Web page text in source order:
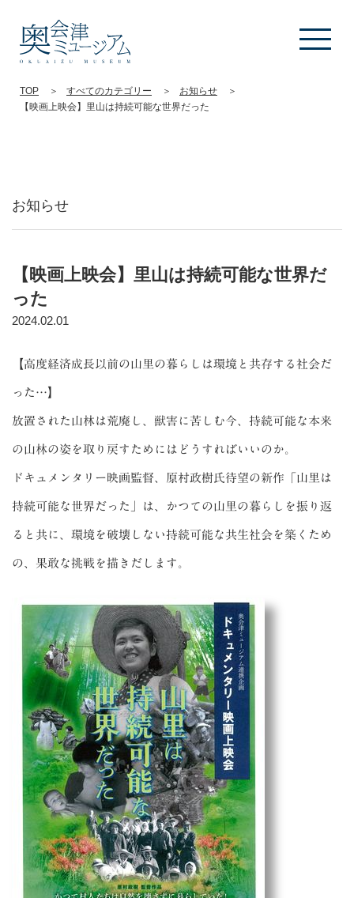
TOP すべてのカテゴリー
お知らせ
【映画上映会】里山は持続可能な世界だった
お知らせ
【映画上映会】里山は持続可能な世界だ
った
2024.02.01
【高度経済成長以前の山里の暮らしは環境と共存する社会だ
った…】
放置された山林は荒廃し、獣害に苦しむ今、持続可能な本来
の山林の姿を取り戻すためにはどうすればいいのか。
ドキュメンタリー映画監督、原村政樹氏待望の新作「山里は
持続可能な世界だった」は、かつての山里の暮らしを振り返
ると共に、環境を破壊しない持続可能な共生社会を築くため
の、果敢な挑戦を描きだします。